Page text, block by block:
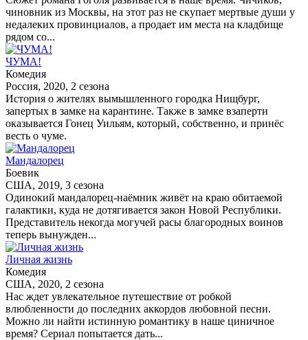
чиновник из Москвы, на этот раз не скупает мертвые души у
недалеких провинциалов, а продает им места на кладбище
рядом со...
ЧУМА!
Комедия
Россия, 2020, 2 сезона
История о жителях вымышленного городка Нищбург,
запертых в замке на карантине. Также в замке взаперти
оказывается Гонец Уильям, который, собственно, и принёс
весть о чуме.
Мандалорец
Боевик
США, 2019, 3 сезона
Одинокий мандалорец-наёмник живёт на краю обитаемой
галактики, куда не дотягивается закон Новой Республики.
Представитель некогда могучей расы благородных воинов
теперь вынужден...
Личная жизнь
Комедия
США, 2020, 2 сезона
Нас ждет увлекательное путешествие от робкой
влюбленности до последних аккордов любовной песни.
Можно ли найти истинную романтику в наше циничное
время? Сериал попытается дать...